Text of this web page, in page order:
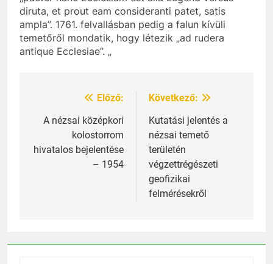
diruta, et prout eam consideranti patet, satis
ampla”. 1761. felvallásban pedig a falun kívüli
temetőről mondatik, hogy létezik „ad rudera
antique Ecclesiae”. „
Bejegyzés
navigáció
Előző:
A nézsai középkori
kolostorrom
hivatalos bejelentése
– 1954
Következő:
Kutatási jelentés a
nézsai temető
területén
végzettrégészeti
geofizikai
felmérésekről